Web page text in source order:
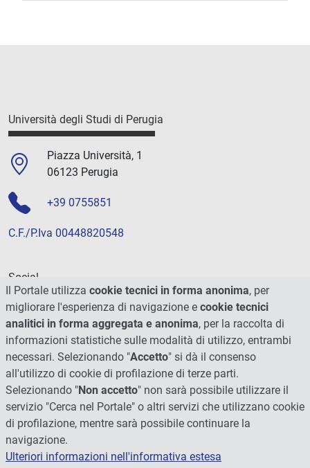
Università degli Studi di Perugia
Piazza Università, 1
06123 Perugia
+39 0755851
C.F./P.Iva 00448820548
Social
Il Portale utilizza cookie tecnici in forma anonima, per
migliorare l'esperienza di navigazione e cookie tecnici
analitici in forma aggregata e anonima, per la raccolta di
informazioni statistiche sulle modalità di utilizzo, entrambi
necessari. Selezionando "Accetto" si dà il consenso
all'utilizzo di cookie di profilazione di terze parti.
Selezionando "Non accetto" non sarà possibile utilizzare il
servizio "Cerca nel Portale" o altri servizi che utilizzano cookie
di profilazione, mentre sarà possibile continuare la
navigazione.
Ulteriori informazioni nell'informativa estesa